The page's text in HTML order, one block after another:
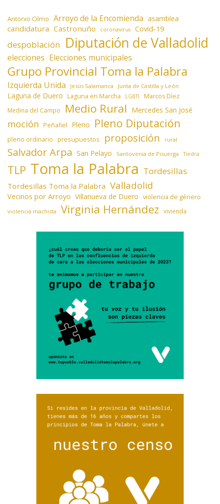
Antonio Olmo Arroyo de la Encomienda asamblea
candidatura Castronuño coronavirus Covid-19
despoblación Diputación de Valladolid
elecciones Elecciones municipales
Grupo Provincial Toma la Palabra
Izquierda Unida Jesús Salamanca Junta de Castilla y León
Laguna de Duero Laguna en Marcha LGBTI Marcos Díez
Medina del Campo Medio Rural Mercedes San José
moción Peñafiel Pleno Pleno Diputación
pleno ordinario presupuestos proposición rural
Salvador Arpa San Pelayo Santovenia de Pisuerga Tiedra
TLP Toma la Palabra Tordesillas
Tordesillas Toma la Palabra Valladolid
Vecinos por Arroyo Villanueva de Duero violencia de género
violencia machista Virginia Hernández vivienda